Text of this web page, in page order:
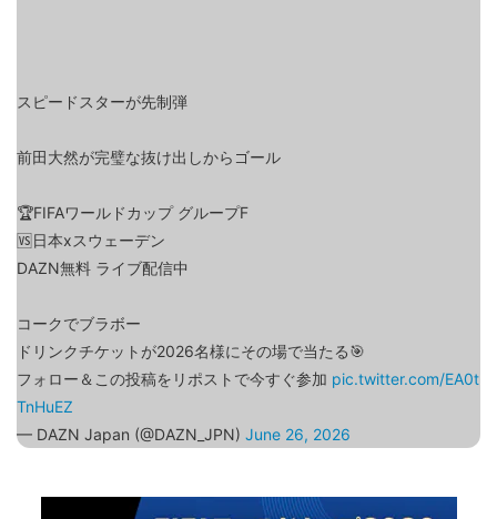
スピードスターが先制弾
前田大然が完璧な抜け出しからゴール
🏆FIFAワールドカップ グループF
🆚日本xスウェーデン
DAZN無料 ライブ配信中
コークでブラボー
ドリンクチケットが2026名様にその場で当たる🎯
フォロー＆この投稿をリポストで今すぐ参加 pic.twitter.com/EA0t
TnHuEZ
— DAZN Japan (@DAZN_JPN) June 26, 2026